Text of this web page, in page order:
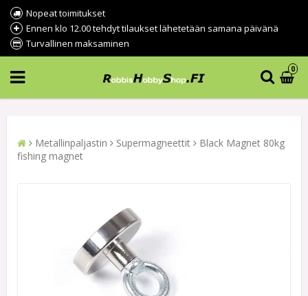
Nopeat toimitukset
Ennen klo 12.00 tehdyt tilaukset lähetetään samana päivänä
Turvallinen maksaminen
0
Metallinpaljastin Supermagneettit
Black Magnet 80kg
fishing magnet